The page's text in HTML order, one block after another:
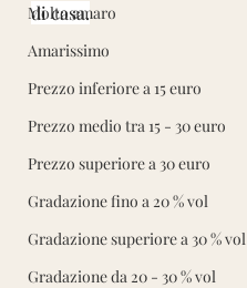
Molto amaro
Amarissimo
Prezzo inferiore a 15 euro
Prezzo medio tra 15 - 30 euro
Prezzo superiore a 30 euro
Gradazione fino a 20 % vol
Gradazione superiore a 30 % vol
Gradazione da 20 - 30 % vol
di casa.